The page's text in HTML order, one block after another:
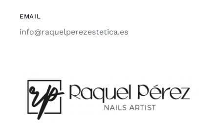
EMAIL
info@raquelperezestetica.es